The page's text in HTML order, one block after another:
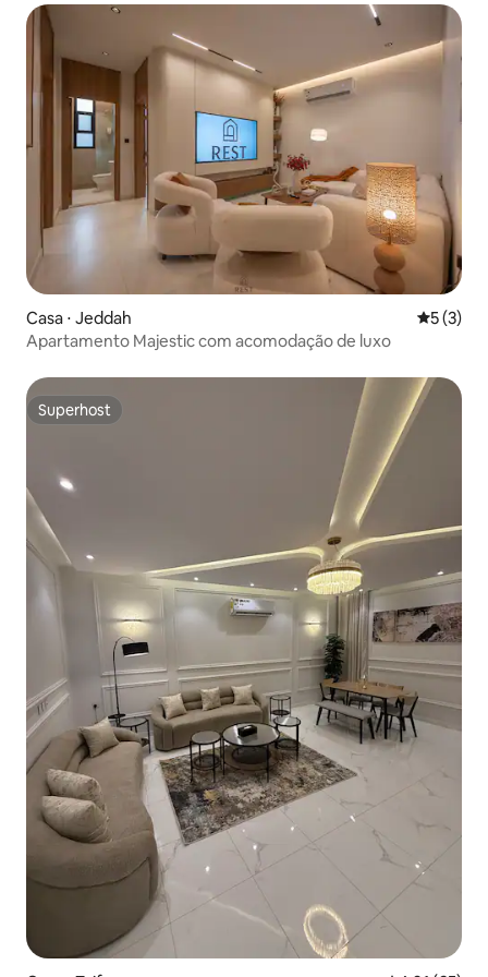
Casa ⋅ Jeddah 5 de
5 (3)
Apartamento Majestic com acomodação de luxo
Superhost
Superhost